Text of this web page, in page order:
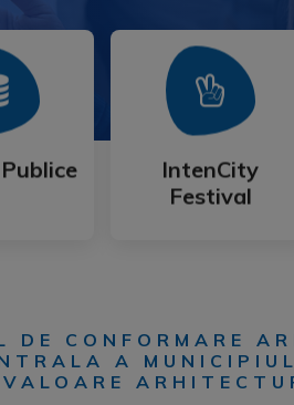
IntenCity
Festival
IntenCity
Festival
Mai Mult
DE CONFORMARE
A